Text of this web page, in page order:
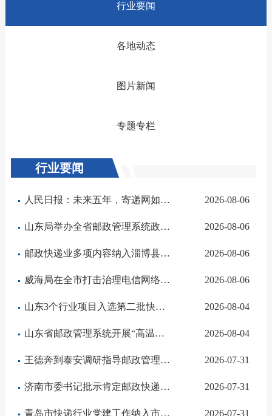
行业要闻
各地动态
图片新闻
专题专栏
行业要闻
人民日报：未来五年，寄递网如何由大到强 2026-08-06
山东局举办全省邮政管理系统政策法规培训班 2026-08-06
邮政快递业多项内容纳入淄博县域经济高质量发展清单 2026-08-06
威海局在全市打击治理电信网络诈骗会议作典型发言 2026-08-06
山东3个行业项目入选第二批快递业服务制造业典型案例 2026-08-04
山东省邮政管理系统开展“高温送清凉 关爱暖蜂行”慰问活动 2026-08-04
王德奔到泰安调研指导邮政管理工作 2026-07-31
济南市委书记批示肯定邮政快递服务质量提升工作 2026-07-31
青岛市快递行业党建工作纳入市委书记抓基层党建突破项目 2026-07-31